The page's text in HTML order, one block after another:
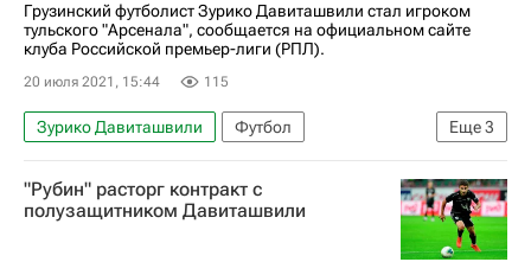
Грузинский футболист Зурико Давиташвили стал игроком
тульского "Арсенала", сообщается на официальном сайте
клуба Российской премьер-лиги (РПЛ).
20 июля 2021, 15:44 115
Еще3
Зурико Давиташвили
Футбол
Арсенал (Тула)
Ротор Рубин
"Рубин" расторг контракт с
полузащитником Давиташвили